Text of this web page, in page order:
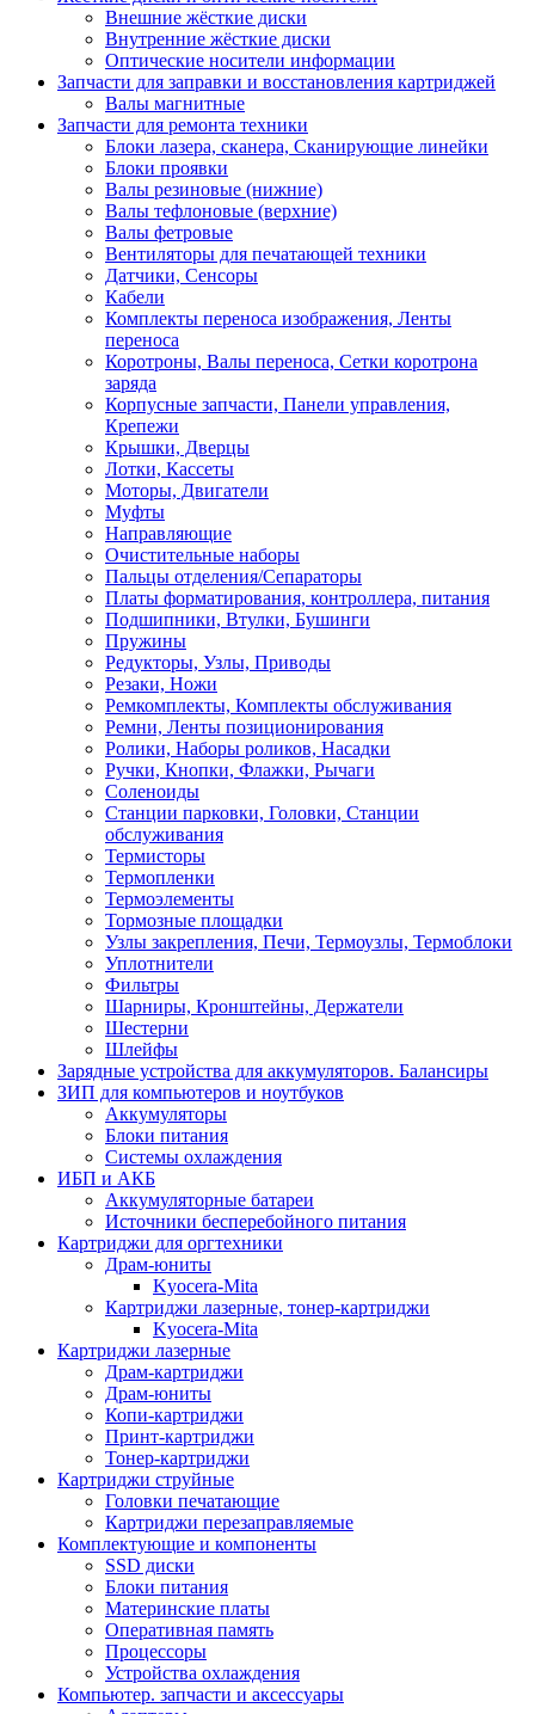
Внешние жёсткие диски
Внутренние жёсткие диски
Оптические носители информации
Запчасти для заправки и восстановления картриджей
Валы магнитные
Запчасти для ремонта техники
Блоки лазера, сканера, Сканирующие линейки
Блоки проявки
Валы резиновые (нижние)
Валы тефлоновые (верхние)
Валы фетровые
Вентиляторы для печатающей техники
Датчики, Сенсоры
Кабели
Комплекты переноса изображения, Ленты
переноса
Коротроны, Валы переноса, Сетки коротрона
заряда
Корпусные запчасти, Панели управления,
Крепежи
Крышки, Дверцы
Лотки, Кассеты
Моторы, Двигатели
Муфты
Направляющие
Очистительные наборы
Пальцы отделения/Сепараторы
Платы форматирования, контроллера, питания
Подшипники, Втулки, Бушинги
Пружины
Редукторы, Узлы, Приводы
Резаки, Ножи
Ремкомплекты, Комплекты обслуживания
Ремни, Ленты позиционирования
Ролики, Наборы роликов, Насадки
Ручки, Кнопки, Флажки, Рычаги
Соленоиды
Станции парковки, Головки, Станции
обслуживания
Термисторы
Термопленки
Термоэлементы
Тормозные площадки
Узлы закрепления, Печи, Термоузлы, Термоблоки
Уплотнители
Фильтры
Шарниры, Кронштейны, Держатели
Шестерни
Шлейфы
Зарядные устройства для аккумуляторов. Балансиры
ЗИП для компьютеров и ноутбуков
Аккумуляторы
Блоки питания
Системы охлаждения
ИБП и АКБ
Аккумуляторные батареи
Источники бесперебойного питания
Картриджи для оргтехники
Драм-юниты
Kyocera-Mita
Картриджи лазерные, тонер-картриджи
Kyocera-Mita
Картриджи лазерные
Драм-картриджи
Драм-юниты
Копи-картриджи
Принт-картриджи
Тонер-картриджи
Картриджи струйные
Головки печатающие
Картриджи перезаправляемые
Комплектующие и компоненты
SSD диски
Блоки питания
Материнские платы
Оперативная память
Процессоры
Устройства охлаждения
Компьютер. запчасти и аксессуары